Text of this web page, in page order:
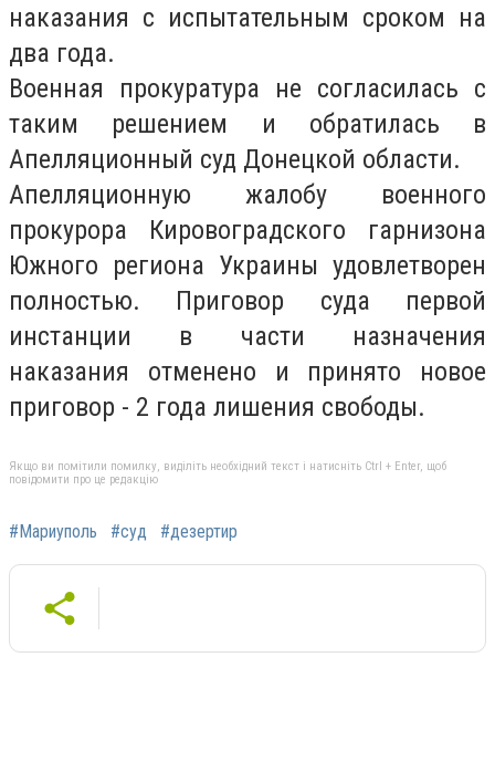
наказания с испытательным сроком на
два года.
Военная прокуратура не согласилась с
таким решением и обратилась в
Апелляционный суд Донецкой области.
Апелляционную жалобу военного
прокурора Кировоградского гарнизона
Южного региона Украины удовлетворен
полностью. Приговор суда первой
инстанции в части назначения
наказания отменено и принято новое
приговор - 2 года лишения свободы.
Якщо ви помітили помилку, виділіть необхідний текст і натисніть Ctrl + Enter, щоб
повідомити про це редакцію
#Мариуполь #суд #дезертир